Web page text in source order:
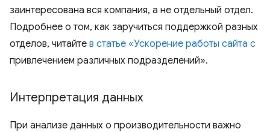
заинтересована вся компания, а не отдельный отдел.
Подробнее о том, как заручиться поддержкой разных
отделов, читайте в статье «Ускорение работы сайта с
привлечением различных подразделений».
Интерпретация данных
При анализе данных о производительности важно